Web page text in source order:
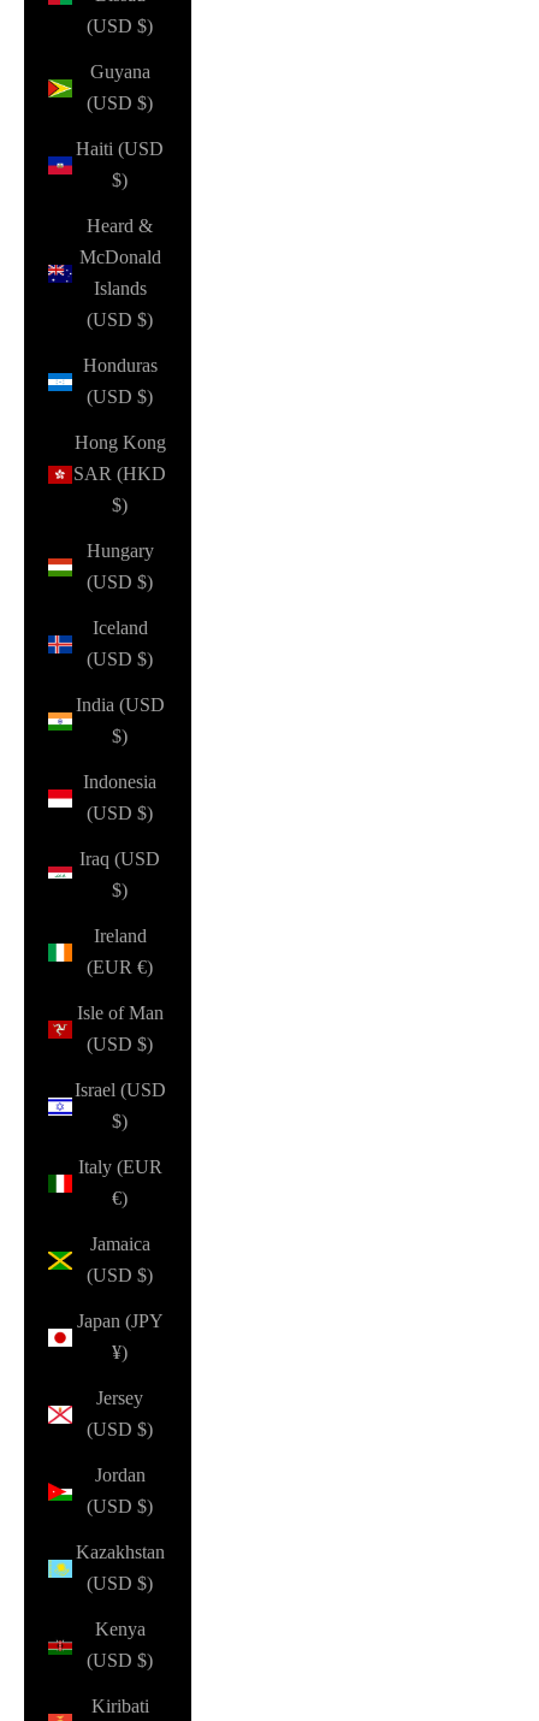
(USD $)
Guyana
(USD $)
Haiti (USD
$)
Heard &
McDonald
Islands
(USD $)
Honduras
(USD $)
Hong Kong
SAR (HKD
$)
Hungary
(USD $)
Iceland
(USD $)
India (USD
$)
Indonesia
(USD $)
Iraq (USD
$)
Ireland
(EUR €)
Isle of Man
(USD $)
Israel (USD
$)
Italy (EUR
€)
Jamaica
(USD $)
Japan (JPY
¥)
Jersey
(USD $)
Jordan
(USD $)
Kazakhstan
(USD $)
Kenya
(USD $)
Kiribati